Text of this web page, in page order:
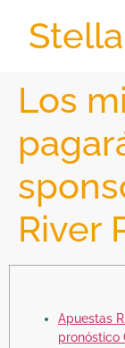
Los
River
Apuestas
pronóstico